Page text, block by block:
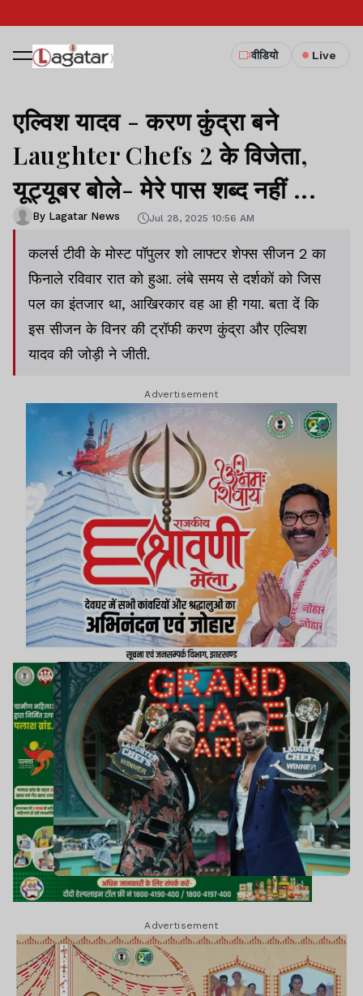
वीडियो Live
एल्विश यादव - करण कुंद्रा बने
Laughter Chefs 2 के विजेता,
यूट्यूबर बोले- मेरे पास शब्द नहीं ...
By Lagatar News Jul 28, 2025 10:56 AM
कलर्स टीवी के मोस्ट पॉपुलर शो लाफ्टर शेफ्स सीजन 2 का
फिनाले रविवार रात को हुआ. लंबे समय से दर्शकों को जिस
पल का इंतजार था, आखिरकार वह आ ही गया. बता दें कि
इस सीजन के विनर की ट्रॉफी करण कुंद्रा और एल्विश
यादव की जोड़ी ने जीती.
Advertisement
Advertisement